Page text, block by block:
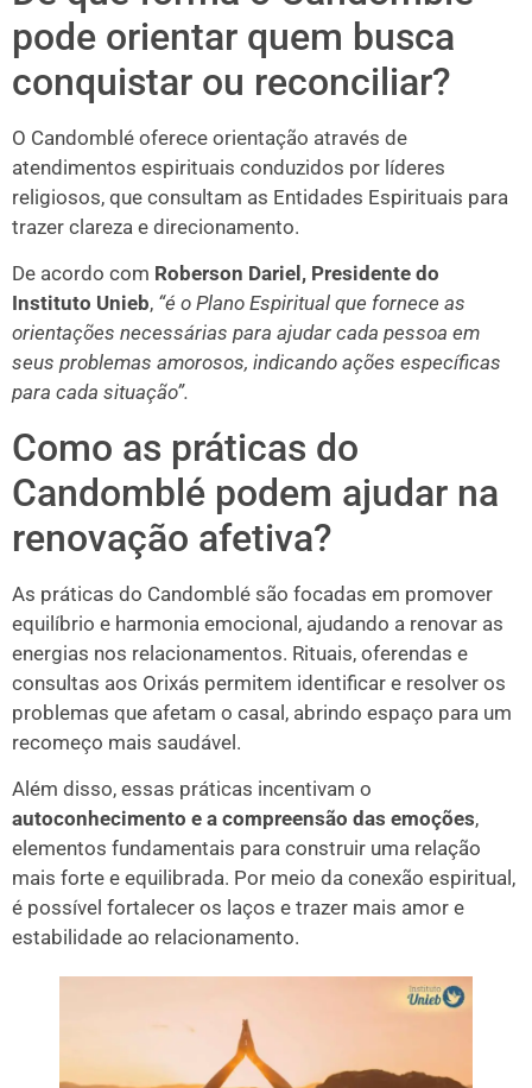
pode orientar quem busca
conquistar ou reconciliar?
O Candomblé oferece orientação através de
atendimentos espirituais conduzidos por líderes
religiosos, que consultam as Entidades Espirituais para
trazer clareza e direcionamento.
De acordo com Roberson Dariel, Presidente do
Instituto Unieb, “é o Plano Espiritual que fornece as
orientações necessárias para ajudar cada pessoa em
seus problemas amorosos, indicando ações específicas
para cada situação”.
Como as práticas do
Candomblé podem ajudar na
renovação afetiva?
As práticas do Candomblé são focadas em promover
equilíbrio e harmonia emocional, ajudando a renovar as
energias nos relacionamentos. Rituais, oferendas e
consultas aos Orixás permitem identificar e resolver os
problemas que afetam o casal, abrindo espaço para um
recomeço mais saudável.
Além disso, essas práticas incentivam o
autoconhecimento e a compreensão das emoções,
elementos fundamentais para construir uma relação
mais forte e equilibrada. Por meio da conexão espiritual,
é possível fortalecer os laços e trazer mais amor e
estabilidade ao relacionamento.